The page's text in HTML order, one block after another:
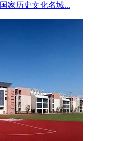
历史文化名城...